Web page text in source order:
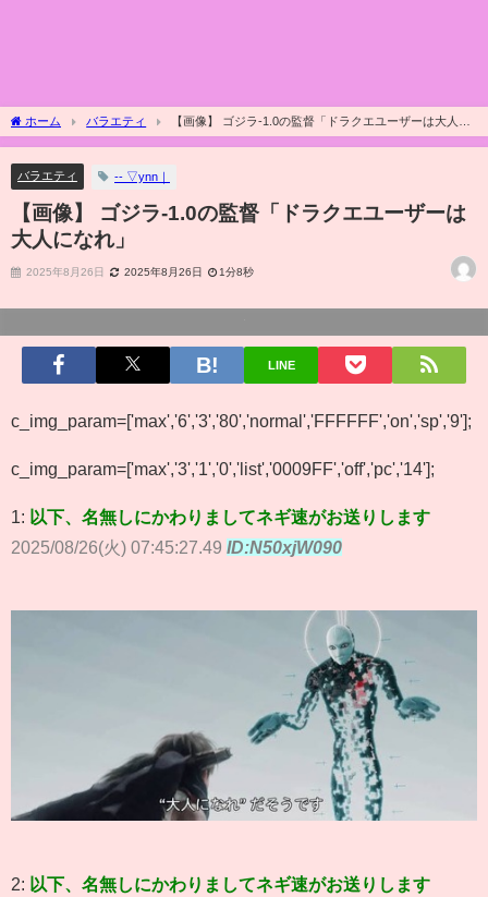
ホーム バラエティ
【画像】 ゴジラ-1.0の監督「ドラクエユーザーは大人に
なれ」
バラエティ ‐‐ ▽ynn｜
【画像】 ゴジラ-1.0の監督「ドラクエユーザーは
大人になれ」
2025年8月26日 2025年8月26日 1分8秒
LINE
c_img_param=['max','6','3','80','normal','FFFFFF','on','sp','9'];
c_img_param=['max','3','1','0','list','0009FF','off','pc','14'];
1: 以下、名無しにかわりましてネギ速がお送りします
2025/08/26(火) 07:45:27.49 ID:N50xjW090
2: 以下、名無しにかわりましてネギ速がお送りします